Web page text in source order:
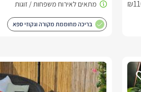
בריכה מחוממת מקורה וגקוזי ספא